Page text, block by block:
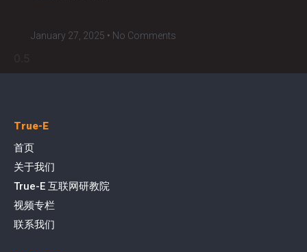
January 27, 2025 No Comments
True-E
首页
关于我们
True-E 互联网研教院
视频专栏
联系我们